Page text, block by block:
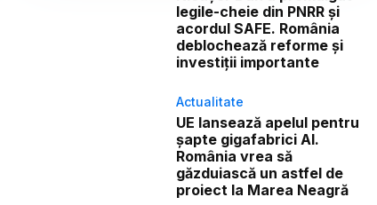
legile-cheie din PNRR și
acordul SAFE. România
deblochează reforme și
investiții importante
Actualitate
UE lansează apelul pentru
șapte gigafabrici AI.
România vrea să
găzduiască un astfel de
proiect la Marea Neagră